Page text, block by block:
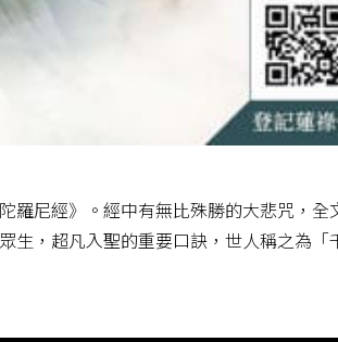
羅尼經》。經中有無比殊勝的大悲咒，全
生，超凡入聖的重要口訣，世人稱之為「